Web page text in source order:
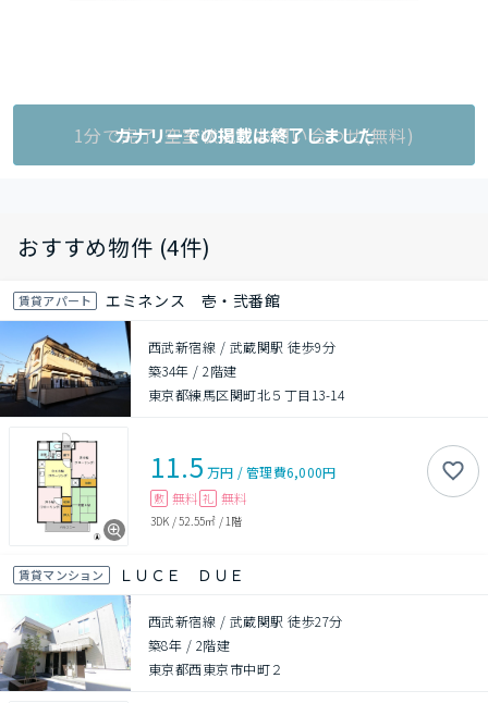
1分で完了!空室状況をお問い合わせ(無料)
カナリーでの掲載は終了しました
おすすめ物件 (4件)
賃貸アパート エミネンス 壱・弐番館
西武新宿線 / 武蔵関駅 徒歩9分
築34年 /2階建
東京都練馬区関町北５丁目13-14
11.5 万円 /管理費6,000円
敷 無料 礼 無料
3DK /52.55㎡ / 1階
賃貸マンション ＬＵＣＥ ＤＵＥ
西武新宿線 / 武蔵関駅 徒歩27分
築8年 / 2階建
東京都西東京市中町２